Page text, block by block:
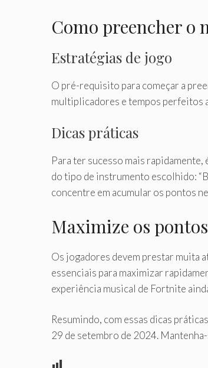
Como preencher o
Estratégias de jogo
O pré-requisito para começar a
multiplicadores e tempos perfeitos
Dicas práticas
Para ter sucesso mais
do tipo de instrumento escolhido:
concentre em acumular os pontos
Maximize os
Os jogadores devem prestar muita
essenciais para maximizar
experiência musical de Fortnite
Resumindo, com essas dicas
29 de setembro de 2024.